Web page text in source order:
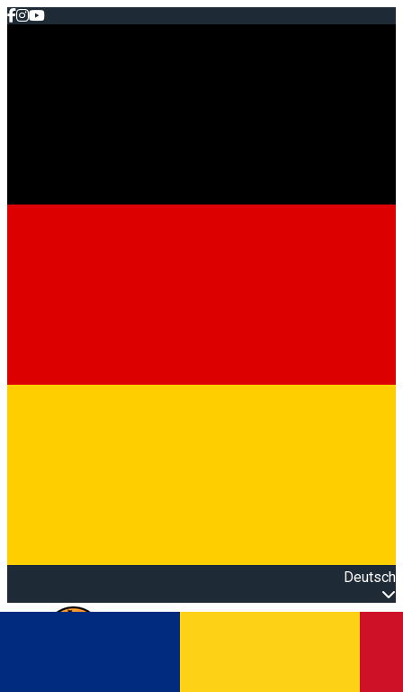
Deutsch